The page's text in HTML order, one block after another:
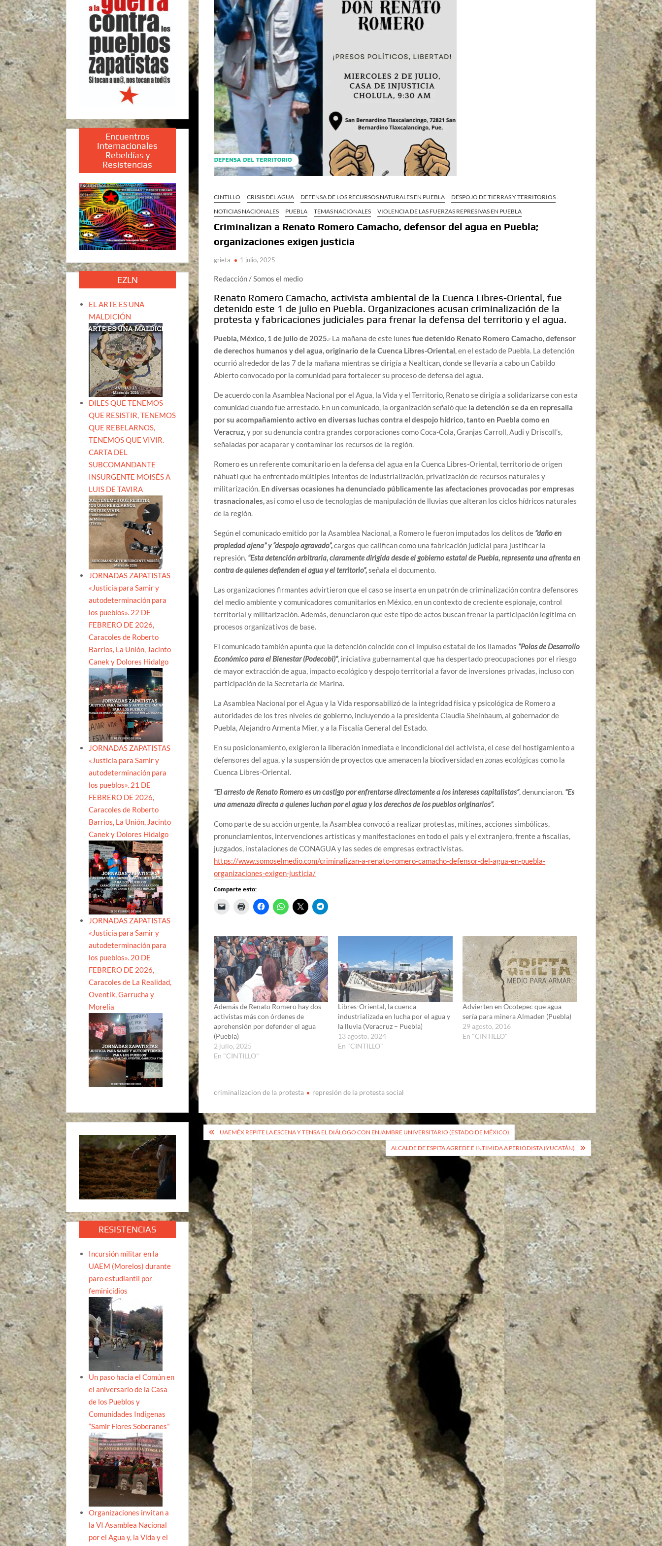
CINTILLO CRISIS DEL AGUA DEFENSA DE LOS RECURSOS NATURALES EN PUEBLA
DESPOJO DE TIERRAS Y TERRITORIOS
NOTICIAS NACIONALES
PUEBLA TEMAS NACIONALES VIOLENCIA DE LAS FUERZAS REPRESIVAS EN PUEBLA
Criminalizan a Renato Romero Camacho, defensor del agua en Puebla;
organizaciones exigen justicia
grieta 1 julio, 2025
Redacción / Somos el medio
Renato Romero Camacho, activista ambiental de la Cuenca Libres-Oriental, fue
detenido este 1 de julio en Puebla. Organizaciones acusan criminalización de la
protesta y fabricaciones judiciales para frenar la defensa del territorio y el agua.
Puebla, México, 1 de julio de 2025.- La mañana de este lunesfue detenido Renato Romero Camacho, defensor
de derechos humanos y del agua, originario de la Cuenca Libres-Oriental, en el estado de Puebla. La detención
ocurrió alrededor de las 7 de la mañana mientras se dirigía a Nealtican, donde se llevaría a cabo un Cabildo
Abierto convocado por la comunidad para fortalecer su proceso de defensa del agua.
De acuerdo con la Asamblea Nacional por el Agua, la Vida y el Territorio, Renato se dirigía a solidarizarse con esta
comunidad cuando fue arrestado. En un comunicado, la organización señaló que la detención se da en represalia
por su acompañamiento activo en diversas luchas contra el despojo hídrico, tanto en Puebla como en
Veracruz,y por su denuncia contra grandes corporaciones como Coca-Cola, Granjas Carroll, Audi y Driscoll’s,
señaladas por acaparar y contaminar los recursos de la región.
Romero es un referente comunitario en la defensa del agua en la Cuenca Libres-Oriental, territorio de origen
náhuatl que ha enfrentado múltiples intentos de industrialización, privatización de recursos naturales y
militarización. En diversas ocasiones ha denunciado públicamente las afectaciones provocadas por empresas
trasnacionales,así como el uso de tecnologías de manipulación de lluvias que alteran los ciclos hídricos naturales
de la región.
Según el comunicado emitido por la Asamblea Nacional, a Romero le fueron imputados los delitos de “daño en
propiedad ajena” y “despojo agravado”,cargos que califican como una fabricación judicial para justificar la
represión. “Esta detención arbitraria, claramente dirigida desde el gobierno estatal de Puebla, representa una afrenta en
contra de quienes defienden el agua y el territorio”,señala el documento.
Las organizaciones firmantes advirtieron que el caso se inserta en un patrón de criminalización contra defensores
del medio ambiente y comunicadores comunitarios en México, en un contexto de creciente espionaje, control
territorial y militarización. Además, denunciaron que este tipo de actos buscan frenar la participación legítima en
procesos organizativos de base.
El comunicado también apunta que la detención coincide con el impulso estatal de los llamados “Polos de Desarrollo
Económico para el Bienestar (Podecobi)”, iniciativa gubernamental que ha despertado preocupaciones por el riesgo
de mayor extracción de agua, impacto ecológico y despojo territorial a favor de inversiones privadas, incluso con
participación de la Secretaría de Marina.
La Asamblea Nacional por el Agua y la Vida responsabilizó de la integridad física y psicológica de Romero a
autoridades de los tres niveles de gobierno, incluyendo a la presidenta Claudia Sheinbaum, al gobernador de
Puebla, Alejandro Armenta Mier, y a la Fiscalía General del Estado.
En su posicionamiento, exigieron la liberación inmediata e incondicional del activista, el cese del hostigamiento a
defensores del agua, y la suspensión de proyectos que amenacen la biodiversidad en zonas ecológicas como la
Cuenca Libres-Oriental.
“El arresto de Renato Romero es un castigo por enfrentarse directamente a los intereses capitalistas”, denunciaron. “Es
una amenaza directa a quienes luchan por el agua y los derechos de los pueblos originarios”.
Como parte de su acción urgente, la Asamblea convocó a realizar protestas, mítines, acciones simbólicas,
pronunciamientos, intervenciones artísticas y manifestaciones en todo el país y el extranjero, frente a fiscalías,
juzgados, instalaciones de CONAGUA y las sedes de empresas extractivistas.
https://www.somoselmedio.com/criminalizan-a-renato-romero-camacho-defensor-del-agua-en-puebla-
organizaciones-exigen-justicia/
Comparte esto:
Además de Renato Romero hay dos
activistas más con órdenes de
aprehensión por defender el agua
(Puebla)
2 julio, 2025
En "CINTILLO"
Libres-Oriental, la cuenca
industrializada en lucha por el agua y
la lluvia (Veracruz – Puebla)
13 agosto, 2024
En "CINTILLO"
Advierten en Ocotepec que agua
sería para minera Almaden (Puebla)
29 agosto, 2016
En "CINTILLO"
criminalizacion de la protesta represión de la protesta social
Navegación
de
entradas
UAEMÉX REPITE LA ESCENA Y TENSA EL DIÁLOGO CON ENJAMBRE UNIVERSITARIO (ESTADO DE MÉXICO)
ALCALDE DE ESPITA AGREDE E INTIMIDA A PERIODISTA (YUCATÁN)
Encuentros
Internacionales
Rebeldías y
Resistencias
EZLN
EL ARTE ES UNA
MALDICIÓN
DILES QUE TENEMOS
QUE RESISTIR, TENEMOS
QUE REBELARNOS,
TENEMOS QUE VIVIR.
CARTA DEL
SUBCOMANDANTE
INSURGENTE MOISÉS A
LUIS DE TAVIRA
JORNADAS ZAPATISTAS
«Justicia para Samir y
autodeterminación para
los pueblos». 22 DE
FEBRERO DE 2026,
Caracoles de Roberto
Barrios, La Unión, Jacinto
Canek y Dolores Hidalgo
JORNADAS ZAPATISTAS
«Justicia para Samir y
autodeterminación para
los pueblos». 21 DE
FEBRERO DE 2026,
Caracoles de Roberto
Barrios, La Unión, Jacinto
Canek y Dolores Hidalgo
JORNADAS ZAPATISTAS
«Justicia para Samir y
autodeterminación para
los pueblos». 20 DE
FEBRERO DE 2026,
Caracoles de La Realidad,
Oventik, Garrucha y
Morelia
RESISTENCIAS
Incursión militar en la
UAEM (Morelos) durante
paro estudiantil por
feminicidios
Un paso hacia el Común en
el aniversario de la Casa
de los Pueblos y
Comunidades Indígenas
“Samir Flores Soberanes”
Organizaciones invitan a
la VI Asamblea Nacional
por el Agua y, la Vida y el